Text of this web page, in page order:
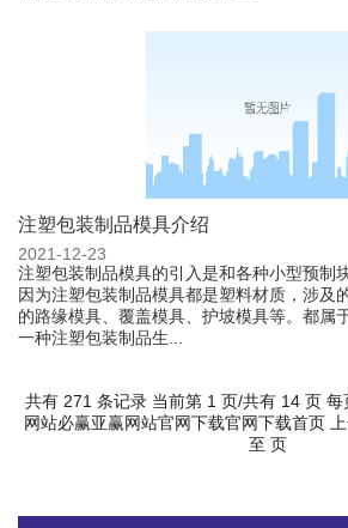
注塑包装制品模具介绍
2021-12-23
注塑包装制品模具的引入是和各种小型预制
因为注塑包装制品模具都是塑料材质，涉及
的路缘模具、覆盖模具、护坡模具等。都属
一种注塑包装制品生...
共有 271 条记录 当前第 1 页/共有 14 页 每
网站必赢亚赢网站官网下载官网下载首页
至 页